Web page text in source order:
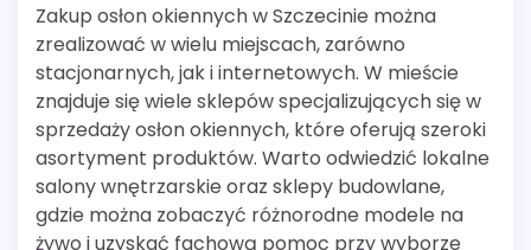
Zakup osłon okiennych w Szczecinie można
zrealizować w wielu miejscach, zarówno
stacjonarnych, jak i internetowych. W mieście
znajduje się wiele sklepów specjalizujących się w
sprzedaży osłon okiennych, które oferują szeroki
asortyment produktów. Warto odwiedzić lokalne
salony wnętrzarskie oraz sklepy budowlane,
gdzie można zobaczyć różnorodne modele na
żywo i uzyskać fachową pomoc przy wyborze